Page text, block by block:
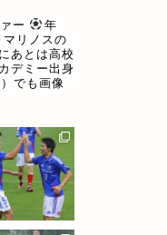
ー
年
マリノスの
あとは高校
デミー出身
でも画像